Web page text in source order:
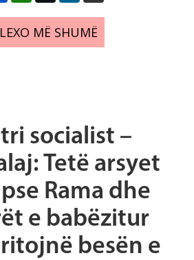
LEXO MË SHUMË
socialist –
Tetë arsyet
Rama dhe
e babëzitur
besën e